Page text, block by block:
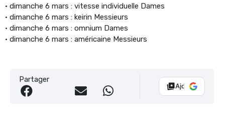
• dimanche 6 mars : vitesse individuelle Dames
• dimanche 6 mars : keirin Messieurs
• dimanche 6 mars : omnium Dames
• dimanche 6 mars : américaine Messieurs
Partager
Ajouter Vélo